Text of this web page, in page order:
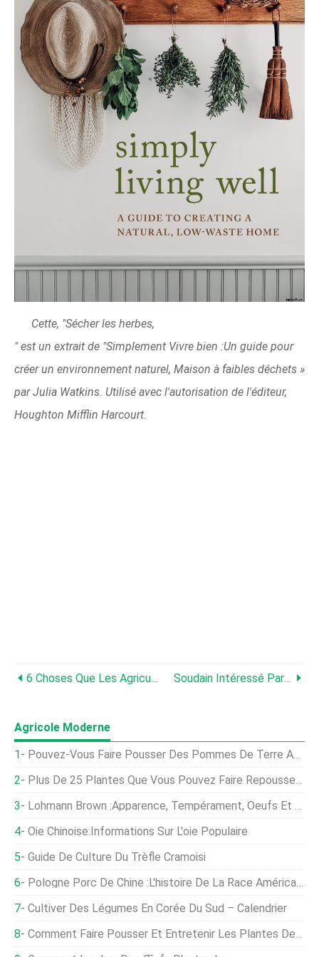
Cette, "Sécher les herbes,
" est un extrait de "Simplement Vivre bien :Un guide pour
créer un environnement naturel, Maison à faibles déchets »
par Julia Watkins. Utilisé avec l'autorisation de l'éditeur,
Houghton Mifflin Harcourt.
6 Choses Que Les Agriculteurs Vieillissants Peuvent Faire Aujourd'hui Pour Leur Santé Et Leur Sécurité Soudain Intéressé Par Le Jardinage? Voici Quatre Choses Que Vous Pouvez Faire Dès Maintenant.
Agricole Moderne
Pouvez-Vous Faire Pousser Des Pommes De Terre Achetées En Magasin ?
Plus De 25 Plantes Que Vous Pouvez Faire Repousser À Partir De Vos Déchets De Cuisine
Lohmann Brown :Apparence, Tempérament, Oeufs Et Conseils D'élevage
Oie Chinoise:Informations Sur L'oie Populaire
Guide De Culture Du Trèfle Cramoisi
Pologne Porc De Chine :L'histoire De La Race Américaine
Cultiver Des Légumes En Corée Du Sud – Calendrier
Comment Faire Pousser Et Entretenir Les Plantes De Prière